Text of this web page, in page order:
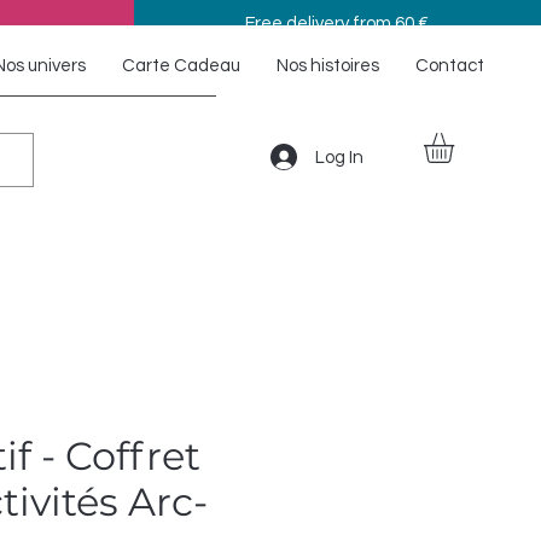
Free delivery from 60 €
univers Carte Cadeau Nos histoires Contact
Log In
- Coffret
Arc-